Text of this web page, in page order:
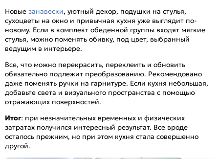
Новые занавески, уютный декор, подушки на стулья,
сухоцветы на окно и привычная кухня уже выглядит по-
новому. Если в комплект обеденной группы входят мягкие
стулья, можно поменять обивку, под цвет, выбранный
ведущим в интерьере.
Все, что можно перекрасить, переклеить и обновить
обязательно подлежит преобразованию. Рекомендовано
даже поменять ручки на гарнитуре. Если кухня небольшая,
добавьте света и визуального пространства с помощью
отражающих поверхностей.
Итог: при незначительных временных и физических
затратах получился интересный результат. Все вроде
осталось прежним, но при этом кухня стала совершенно
другой.